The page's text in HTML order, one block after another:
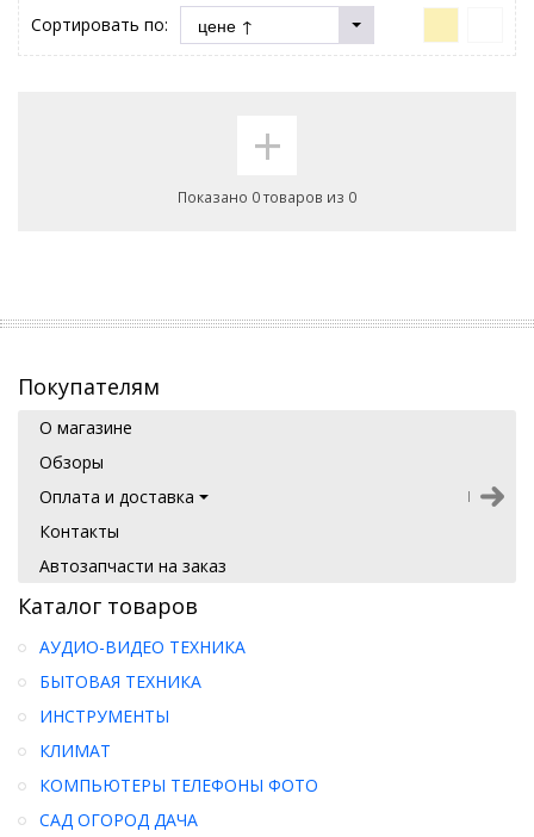
Сортировать по:
+
Показано 0 товаров из 0
Покупателям
О магазине
Обзоры
Оплата и доставка
Контакты
Автозапчасти на заказ
Каталог товаров
АУДИО-ВИДЕО ТЕХНИКА
БЫТОВАЯ ТЕХНИКА
ИНСТРУМЕНТЫ
КЛИМАТ
КОМПЬЮТЕРЫ ТЕЛЕФОНЫ ФОТО
САД ОГОРОД ДАЧА